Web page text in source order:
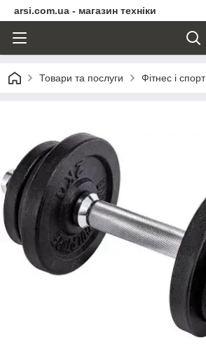
arsi.com.ua - магазин техніки
Товари та послуги Фітнес і спорт